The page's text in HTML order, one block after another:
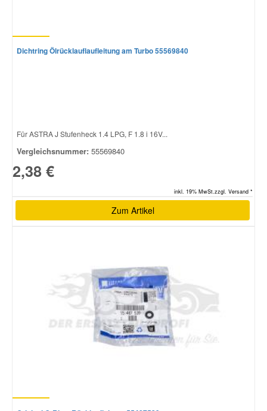
Dichtring Ölrücklauflaufleitung am Turbo 55569840
Für ASTRA J Stufenheck 1.4 LPG, F 1.8 i 16V...
Vergleichsnummer: 55569840
2,38 €
inkl. 19% MwSt.zzgl. Versand *
Zum Artikel